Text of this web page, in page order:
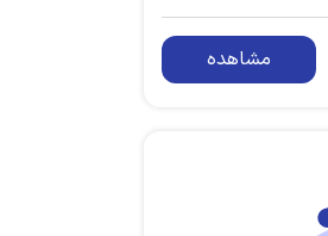
مشاهده